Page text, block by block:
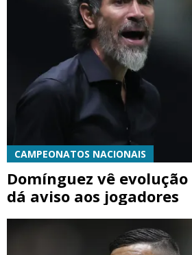
CAMPEONATOS NACIONAIS
Domínguez vê
dá aviso aos jogadores